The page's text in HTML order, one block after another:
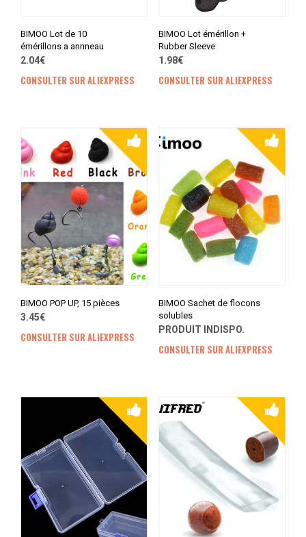
BIMOO Lot de 10
émérillons a annneau
2.04€
CONSULTER SUR ALIEXPRESS
BIMOO Lot émérillon +
Rubber Sleeve
1.98€
CONSULTER SUR ALIEXPRESS
BIMOO POP UP, 15 pièces
3.45€
CONSULTER SUR ALIEXPRESS
BIMOO Sachet de flocons
solubles
PRODUIT INDISPO.
CONSULTER SUR ALIEXPRESS